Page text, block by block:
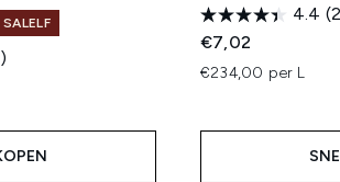
4.4
€7,02
€234,00 per L